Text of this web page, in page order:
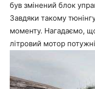
був змінений блок
Завдяки такому
моменту. Нагадаємо,
літровий мотор